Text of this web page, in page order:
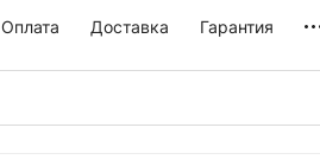
Оплата Доставка Гарантия